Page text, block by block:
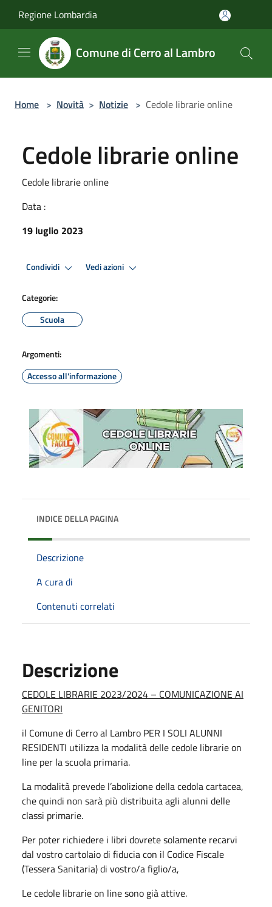
Regione Lombardia
Comune di Cerro al Lambro
Home > Novità > Notizie > Cedole librarie online
Cedole librarie online
Cedole librarie online
Data :
19 luglio 2023
Condividi Vedi azioni
Categorie:
Scuola
Argomenti:
Accesso all'informazione
INDICE DELLA PAGINA
Descrizione
A cura di
Contenuti correlati
Descrizione
CEDOLE LIBRARIE 2023/2024 – COMUNICAZIONE AI
GENITORI
il Comune di Cerro al Lambro PER I SOLI ALUNNI
RESIDENTI utilizza la modalità delle cedole librarie on
line per la scuola primaria.
La modalità prevede l’abolizione della cedola cartacea,
che quindi non sarà più distribuita agli alunni delle
classi primarie.
Per poter richiedere i libri dovrete solamente recarvi
dal vostro cartolaio di fiducia con il Codice Fiscale
(Tessera Sanitaria) di vostro/a figlio/a,
Le cedole librarie on line sono già attive.